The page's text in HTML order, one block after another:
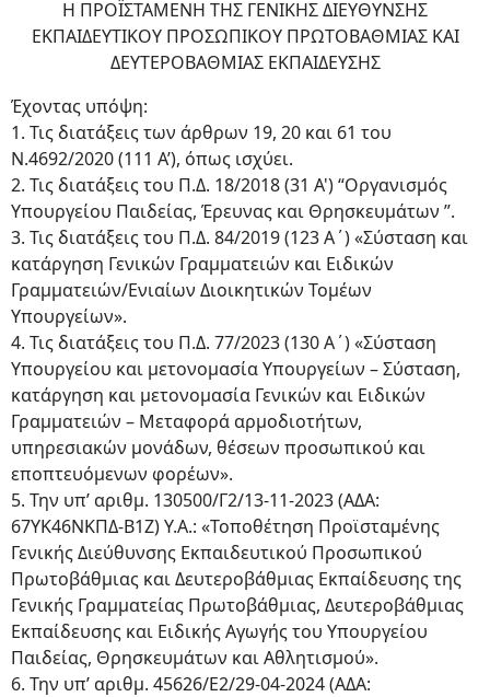
H ΠΡΟΪΣΤΑΜΕΝΗ ΤΗΣ ΓΕΝΙΚΗΣ ΔΙΕΥΘΥΝΣΗΣ
ΕΚΠΑΙΔΕΥΤΙΚΟΥ ΠΡΟΣΩΠΙΚΟΥ ΠΡΩΤΟΒΑΘΜΙΑΣ ΚΑΙ
ΔΕΥΤΕΡΟΒΑΘΜΙΑΣ ΕΚΠΑΙΔΕΥΣΗΣ
Έχοντας υπόψη:
1. Τις διατάξεις των άρθρων 19, 20 και 61 του
Ν.4692/2020 (111 Α’), όπως ισχύει.
2. Τις διατάξεις του Π.Δ. 18/2018 (31 Α') “Οργανισμός
Υπουργείου Παιδείας, Έρευνας και Θρησκευμάτων ”.
3. Τις διατάξεις του Π.Δ. 84/2019 (123 Α΄) «Σύσταση και
κατάργηση Γενικών Γραμματειών και Ειδικών
Γραμματειών/Ενιαίων Διοικητικών Τομέων
Υπουργείων».
4. Τις διατάξεις του Π.Δ. 77/2023 (130 Α΄) «Σύσταση
Υπουργείου και μετονομασία Υπουργείων – Σύσταση,
κατάργηση και μετονομασία Γενικών και Ειδικών
Γραμματειών – Μεταφορά αρμοδιοτήτων,
υπηρεσιακών μονάδων, θέσεων προσωπικού και
εποπτευόμενων φορέων».
5. Την υπ’ αριθμ. 130500/Γ2/13-11-2023 (ΑΔΑ:
67ΥΚ46ΝΚΠΔ-Β1Ζ) Υ.Α.: «Τοποθέτηση Προϊσταμένης
Γενικής Διεύθυνσης Εκπαιδευτικού Προσωπικού
Πρωτοβάθμιας και Δευτεροβάθμιας Εκπαίδευσης της
Γενικής Γραμματείας Πρωτοβάθμιας, Δευτεροβάθμιας
Εκπαίδευσης και Ειδικής Αγωγής του Υπουργείου
Παιδείας, Θρησκευμάτων και Αθλητισμού».
6. Την υπ’ αριθμ. 45626/Ε2/29-04-2024 (ΑΔΑ: